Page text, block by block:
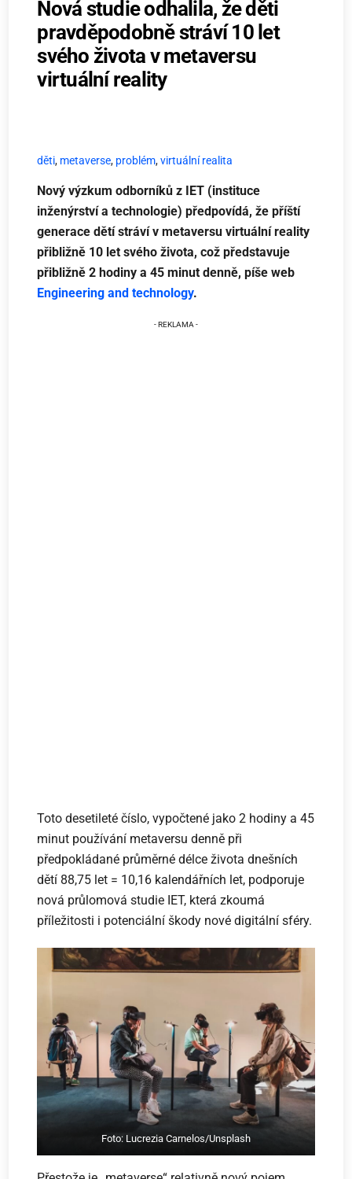
Nová studie odhalila, že děti
pravděpodobně stráví 10 let
svého života v metaversu
virtuální reality
děti, metaverse, problém,virtuální realita
Nový výzkum odborníků z IET (instituce
inženýrství a technologie) předpovídá, že příští
generace dětí stráví v metaversu virtuální reality
přibližně 10 let svého života, což představuje
přibližně 2 hodiny a 45 minut denně, píše web
Engineering and technology.
Toto desetileté číslo, vypočtené jako 2 hodiny a 45
minut používání metaversu denně při
předpokládané průměrné délce života dnešních
dětí 88,75 let = 10,16 kalendářních let, podporuje
nová průlomová studie IET, která zkoumá
příležitosti i potenciální škody nové digitální sféry.
Foto: Lucrezia Carnelos/Unsplash